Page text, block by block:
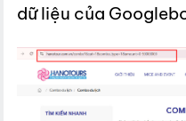
dữ liệu của